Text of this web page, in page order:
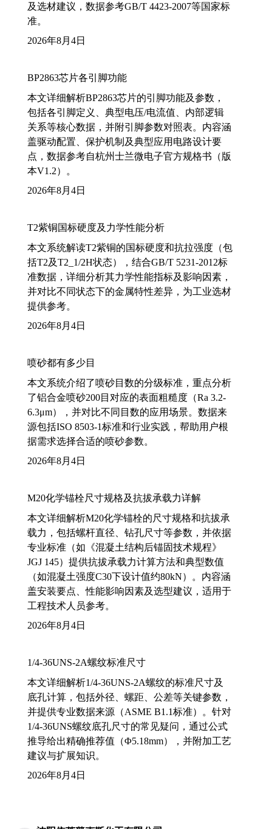
及选材建议，数据参考GB/T 4423-2007等国家标
准。
2026年8月4日
BP2863芯片各引脚功能
本文详细解析BP2863芯片的引脚功能及参数，
包括各引脚定义、典型电压/电流值、内部逻辑
关系等核心数据，并附引脚参数对照表。内容涵
盖驱动配置、保护机制及典型应用电路设计要
点，数据参考自杭州士兰微电子官方规格书（版
本V1.2）。
2026年8月4日
T2紫铜国标硬度及力学性能分析
本文系统解读T2紫铜的国标硬度和抗拉强度（包
括T2及T2_1/2H状态），结合GB/T 5231-2012标
准数据，详细分析其力学性能指标及影响因素，
并对比不同状态下的金属特性差异，为工业选材
提供参考。
2026年8月4日
喷砂都有多少目
本文系统介绍了喷砂目数的分级标准，重点分析
了铝合金喷砂200目对应的表面粗糙度（Ra 3.2-
6.3μm），并对比不同目数的应用场景。数据来
源包括ISO 8503-1标准和行业实践，帮助用户根
据需求选择合适的喷砂参数。
2026年8月4日
M20化学锚栓尺寸规格及抗拔承载力详解
本文详细解析M20化学锚栓的尺寸规格和抗拔承
载力，包括螺杆直径、钻孔尺寸等参数，并依据
专业标准（如《混凝土结构后锚固技术规程》
JGJ 145）提供抗拔承载力计算方法和典型数值
（如混凝土强度C30下设计值约80kN）。内容涵
盖安装要点、性能影响因素及选型建议，适用于
工程技术人员参考。
2026年8月4日
1/4-36UNS-2A螺纹标准尺寸
本文详细解析1/4-36UNS-2A螺纹的标准尺寸及
底孔计算，包括外径、螺距、公差等关键参数，
并提供专业数据来源（ASME B1.1标准）。针对
1/4-36UNS螺纹底孔尺寸的常见疑问，通过公式
推导给出精确推荐值（Φ5.18mm），并附加工艺
建议与扩展知识。
2026年8月4日